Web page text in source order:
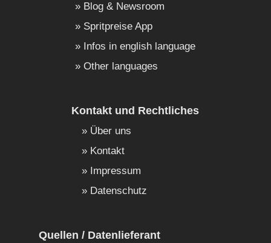
Blog & Newsroom
Spritpreise App
Infos in english language
Other languages
Kontakt und Rechtliches
Über uns
Kontakt
Impressum
Datenschutz
Quellen / Datenlieferant